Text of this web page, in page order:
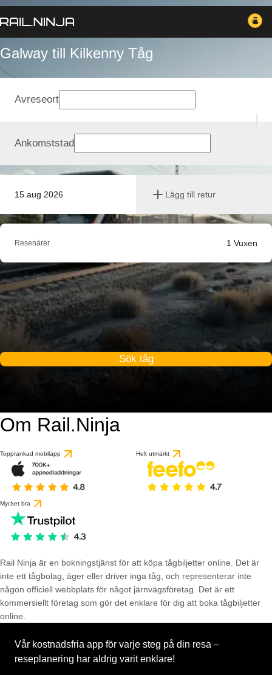
Galway till Kilkenny Tåg
15 aug 2026 Lägg till retur
Avreseort
Ankomststad
Resenärer 1 Vuxen
Sök tåg
Om Rail.Ninja
Topprankad mobilapp Helt utmärkt
Mycket bra
Rail Ninja är en bokningstjänst för att köpa tågbiljetter online. Det är
inte ett tågbolag, äger eller driver inga tåg, och representerar inte
någon officiell webbplats för något järnvägsföretag. Det är ett
kommersiellt företag som gör det enklare för dig att boka tågbiljetter
online.
Vår kostnadsfria app för varje steg på din resa –
reseplanering har aldrig varit enklare!